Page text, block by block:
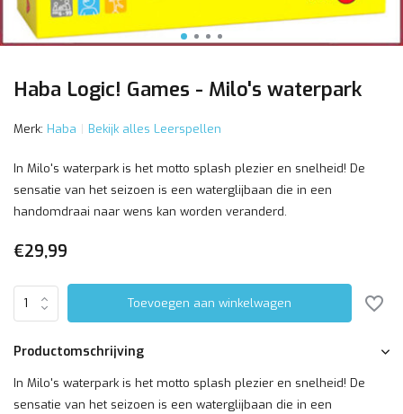
Haba Logic! Games - Milo's waterpark
Merk: Haba Bekijk alles Leerspellen
In Milo's waterpark is het motto splash plezier en snelheid! De
sensatie van het seizoen is een waterglijbaan die in een
handomdraai naar wens kan worden veranderd.
€29,99
Toevoegen aan winkelwagen
Productomschrijving
In Milo's waterpark is het motto splash plezier en snelheid! De
sensatie van het seizoen is een waterglijbaan die in een